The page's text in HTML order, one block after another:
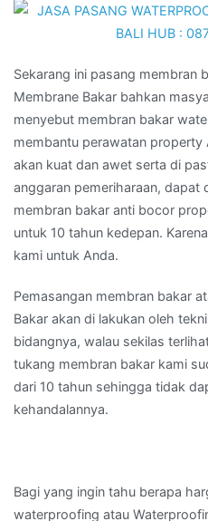
Sekarang ini pasang membran
Membrane Bakar bahkan
menyebut membran bakar
membantu perawatan property
akan kuat dan awet serta di
anggaran pemeriharaan, dapat
membran bakar anti bocor
untuk 10 tahun kedepan.
kami untuk Anda.
Pemasangan membran bakar
Bakar akan di lakukan oleh
bidangnya, walau sekilas
tukang membran bakar kami
dari 10 tahun sehingga tidak
kehandalannya.
Bagi yang ingin tahu berapa
waterproofing atau